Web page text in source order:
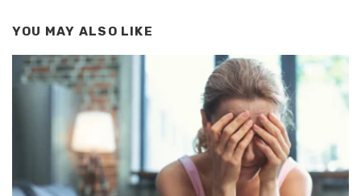
YOU MAY ALSO LIKE